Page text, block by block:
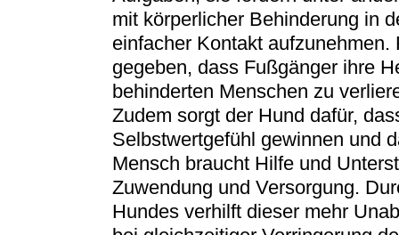
mit körperlicher Behinderung in
einfacher Kontakt
gegeben, dass Fußgänger ihre
behinderten Menschen zu
Zudem sorgt der Hund dafür,
Selbstwertgefühl gewinnen und
Mensch braucht Hilfe und
Zuwendung und Versorgung.
Hundes verhilft dieser mehr